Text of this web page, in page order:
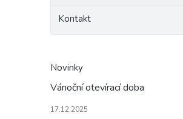
Kontakt
Novinky
Vánoční otevírací doba
17.12.2025